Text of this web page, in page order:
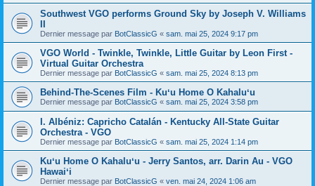
Southwest VGO performs Ground Sky by Joseph V. Williams
Dernier message par BotClassicG « sam. mai 25, 2024 9:17 pm
VGO World - Twinkle, Twinkle, Little Guitar by Leon First -
Virtual Guitar Orchestra
Dernier message par BotClassicG « sam. mai 25, 2024 8:13 pm
Behind-The-Scenes Film - Kuʻu Home O Kahaluʻu
Dernier message par BotClassicG « sam. mai 25, 2024 3:58 pm
I. Albéniz: Capricho Catalán - Kentucky All-State Guitar
Orchestra - VGO
Dernier message par BotClassicG « sam. mai 25, 2024 1:14 pm
Kuʻu Home O Kahaluʻu - Jerry Santos, arr. Darin Au - VGO
Hawaiʻi
Dernier message par BotClassicG « ven. mai 24, 2024 1:06 am